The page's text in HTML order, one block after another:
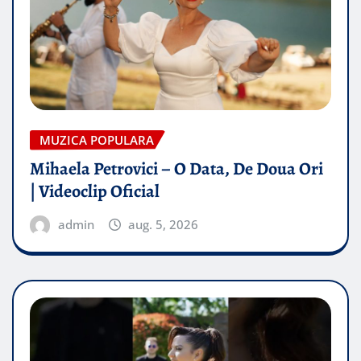
MUZICA POPULARA
Mihaela Petrovici – O Data, De Doua Ori
| Videoclip Oficial
admin aug. 5, 2026